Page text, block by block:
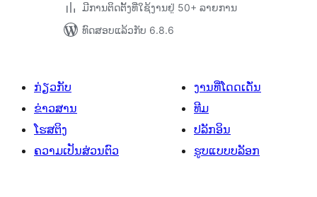
ມີການຕິດຕັ້ງທີ່ໃຊ້ງານຢູ່ 50+ ລາຍການ
ທົດສອບແລ້ວກັບ 6.8.6
ກ່ຽວກັບ
ຂ່າວສານ
ໂຮສຕິງ
ຄວາມເປັນສ່ວນຕົວ
ງານທີ່ໂດດເດັ່ນ
ທີມ
ປລັກອິນ
ຮູບແບບບລັອກ